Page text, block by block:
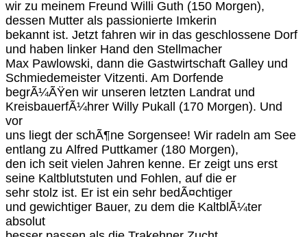
wir zu meinem Freund Willi Guth (150 Morgen),
dessen Mutter als passionierte Imkerin
bekannt ist. Jetzt fahren wir in das geschlossene Dorf
und haben linker Hand den Stellmacher
Max Pawlowski, dann die Gastwirtschaft Galley und
Schmiedemeister Vitzenti. Am Dorfende
begrÃ¼ÃŸen wir unseren letzten Landrat und
KreisbauerfÃ¼hrer Willy Pukall (170 Morgen). Und
vor
uns liegt der schÃ¶ne Sorgensee! Wir radeln am See
entlang zu Alfred Puttkamer (180 Morgen),
den ich seit vielen Jahren kenne. Er zeigt uns erst
seine Kaltblutstuten und Fohlen, auf die er
sehr stolz ist. Er ist ein sehr bedÃ¤chtiger
und gewichtiger Bauer, zu dem die KaltblÃ¼ter
absolut